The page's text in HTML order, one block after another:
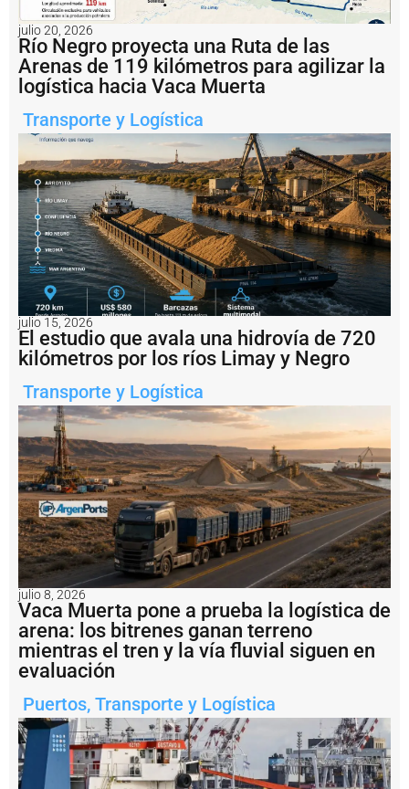
n
ti
n
a
i
p
u
s
o
u
n
a
m
u
lt
a
e
U
S
D
1
.
2
m
il
l
o
n
e
s
a
l
b
u
q
u
e
H
a
i
X
i
a
n
g
julio 20, 2026
Río Negro proyecta una Ruta de las
Arenas de 119 kilómetros para agilizar la
logística hacia Vaca Muerta
Transporte y Logística
julio 15, 2026
El estudio que avala una hidrovía de 720
kilómetros por los ríos Limay y Negro
Transporte y Logística
julio 8, 2026
Vaca Muerta pone a prueba la logística de
arena: los bitrenes ganan terreno
mientras el tren y la vía fluvial siguen en
evaluación
Puertos, Transporte y Logística